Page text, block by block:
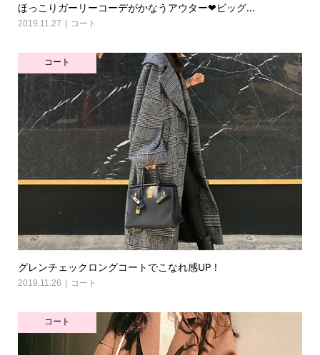
ほっこりガーリーコーデがかなうアウター❤ビッグ...
2019.11.27 コート
コート
グレンチェックロングコートでこなれ感UP！
2019.11.26 コート
コート